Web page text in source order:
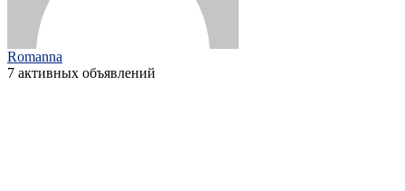
Romanna
7 активных объявлений